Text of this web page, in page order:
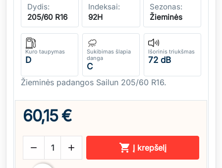
Dydis:
205/60 R16
Indeksai:
92H
Sezonas:
Žieminės
Kuro taupymas
D
Sukibimas šlapia
danga
C
Išorinis triukšmas
72 dB
Žieminės padangos Sailun 205/60 R16.
60,15 €
   Į krepšelį